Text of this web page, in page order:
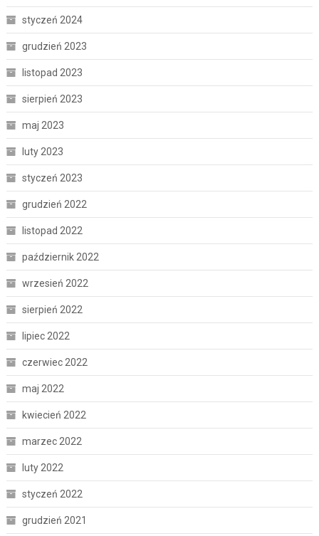
styczeń 2024
grudzień 2023
listopad 2023
sierpień 2023
maj 2023
luty 2023
styczeń 2023
grudzień 2022
listopad 2022
październik 2022
wrzesień 2022
sierpień 2022
lipiec 2022
czerwiec 2022
maj 2022
kwiecień 2022
marzec 2022
luty 2022
styczeń 2022
grudzień 2021